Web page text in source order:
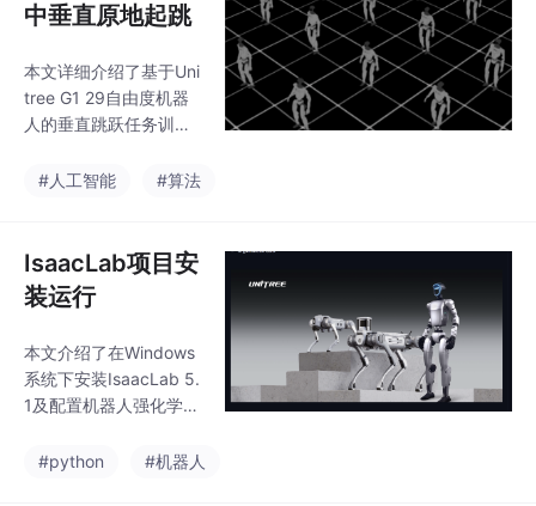
中垂直原地起跳
本文详细介绍了基于Uni
tree G1 29自由度机器
人的垂直跳跃任务训练
入跳跃奖励模块；2) 创
动作和终止条件，重点
使用平坦地形、零速度
命令和跳跃高度奖励；
环境功能；6) 开始训
练。配置过程强调跳跃
任务特有的参数设置，
速度奖励和落地检测，
#人工智能 #算法
IsaacLab项目安
装运行
本文介绍了在Windows
系统下安装IsaacLab 5.
1及配置机器人强化学习
包括：1）按照官方文档
#python #机器人